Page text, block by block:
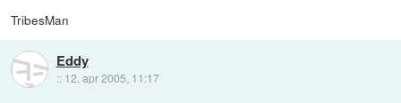
TribesMan
Eddy
:: 12. apr 2005, 11:17